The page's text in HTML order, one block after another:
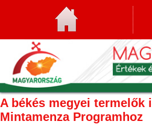
A békés megyei termelők
Mintamenza Programhoz